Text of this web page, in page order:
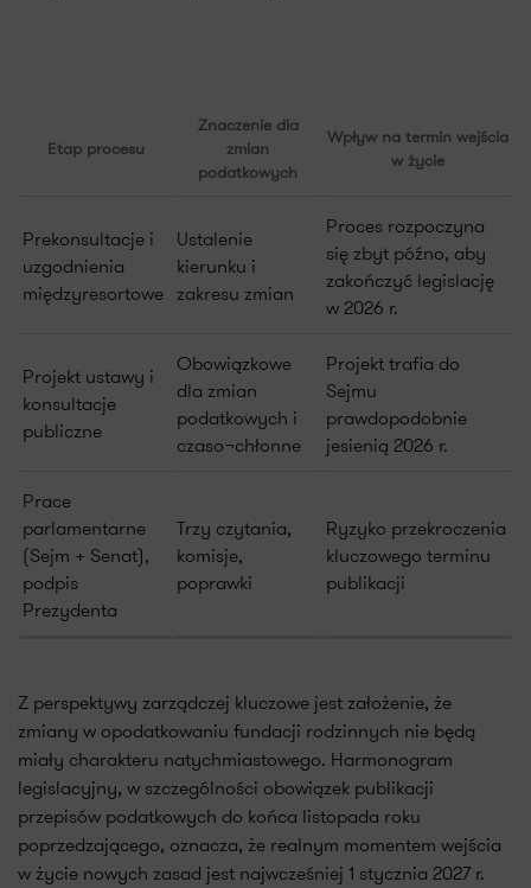
Etap procesu
Znaczenie dla
zmian
podatkowych
Wpływ na termin wejścia
w życie
Prekonsultacje i
uzgodnienia
międzyresortowe
Ustalenie
kierunku i
zakresu zmian
Proces rozpoczyna
się zbyt późno, aby
zakończyć legislację
w 2026 r.
Projekt ustawy i
konsultacje
publiczne
Obowiązkowe
dla zmian
podatkowych i
czaso¬chłonne
Projekt trafia do
Sejmu
prawdopodobnie
jesienią 2026 r.
Prace
parlamentarne
(Sejm + Senat),
podpis
Prezydenta
Trzy czytania,
komisje,
poprawki
Ryzyko przekroczenia
kluczowego terminu
publikacji
Z perspektywy zarządczej kluczowe jest założenie, że
zmiany w opodatkowaniu fundacji rodzinnych nie będą
miały charakteru natychmiastowego. Harmonogram
legislacyjny, w szczególności obowiązek publikacji
przepisów podatkowych do końca listopada roku
poprzedzającego, oznacza, że realnym momentem wejścia
w życie nowych zasad jest najwcześniej 1 stycznia 2027 r.